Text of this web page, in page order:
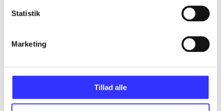
Statistik
Marketing
Tillad alle
...
...
...